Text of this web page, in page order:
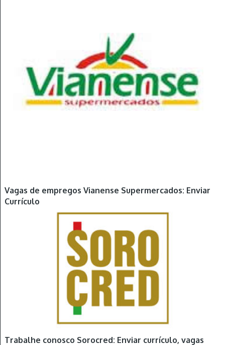
Vagas de empregos Vianense Supermercados: Enviar
Currículo
Trabalhe conosco Sorocred: Enviar currículo, vagas